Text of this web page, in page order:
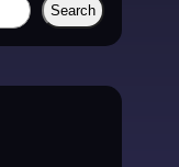
Search